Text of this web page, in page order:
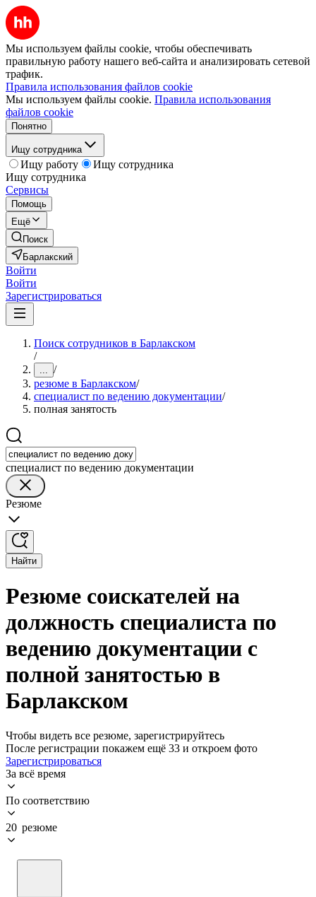
Мы используем файлы cookie, чтобы обеспечивать
правильную работу нашего веб-сайта и анализировать сетевой
трафик.
Правила использования файлов cookie
Мы используем файлы cookie. Правила использования
файлов cookie
Понятно
Ищу сотрудника
Ищу работу
Ищу сотрудника
Ищу сотрудника
Сервисы
Помощь
Ещё
Поиск
Барлакский
Войти
Войти
Зарегистрироваться
Поиск сотрудников в Барлакском
/
... /
резюме в Барлакском/
специалист по ведению документации/
полная занятость
специалист по ведению документации
Резюме
Найти
Резюме соискателей на
должность специалиста по
ведению документации с
полной занятостью в
Барлакском
Чтобы видеть все резюме, зарегистрируйтесь
После регистрации покажем ещё 33 и откроем фото
Зарегистрироваться
За всё время
По соответствию
20 резюме